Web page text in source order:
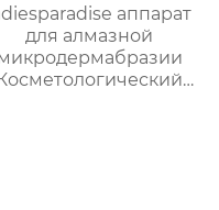
аппарат
для алмазной
Косметологический